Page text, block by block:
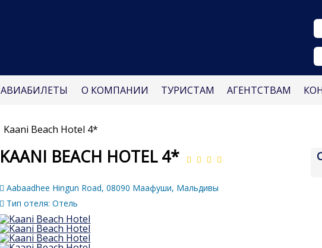
АВИАБИЛЕТЫ О КОМПАНИИ ТУРИСТАМ АГЕНТСТВАМ
Kaani Beach Hotel 4*
KAANI BEACH HOTEL 4*
Aabaadhee Hingun Road, 08090 Маафуши, Мальдивы
Тип отеля:Отель